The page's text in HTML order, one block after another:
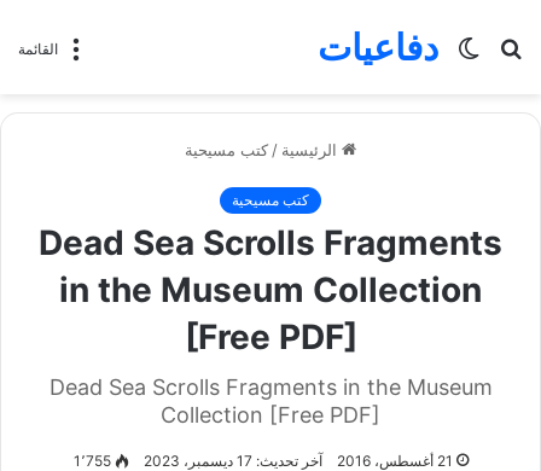
القائمة دفاعيات
بحث
الوضع
الرئيسية / كتب مسيحية
كتب مسيحية
Dead Sea Scrolls Fragments
in the Museum Collection
[Free PDF]
Dead Sea Scrolls Fragments in the Museum
Collection [Free PDF]
21 أغسطس، 2016 آخر تحديث: 17 ديسمبر، 2023 1٬755